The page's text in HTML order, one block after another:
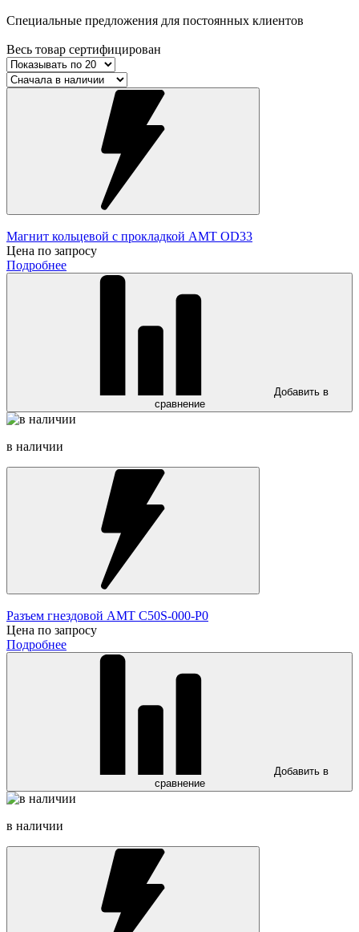
Специальные предложения для постоянных клиентов
Весь товар сертифицирован
Магнит кольцевой с прокладкой AMT OD33
Цена по запросу
Подробнее
Добавить в
сравнение
в наличии
Разъем гнездовой AMT C50S-000-P0
Цена по запросу
Подробнее
Добавить в
сравнение
в наличии